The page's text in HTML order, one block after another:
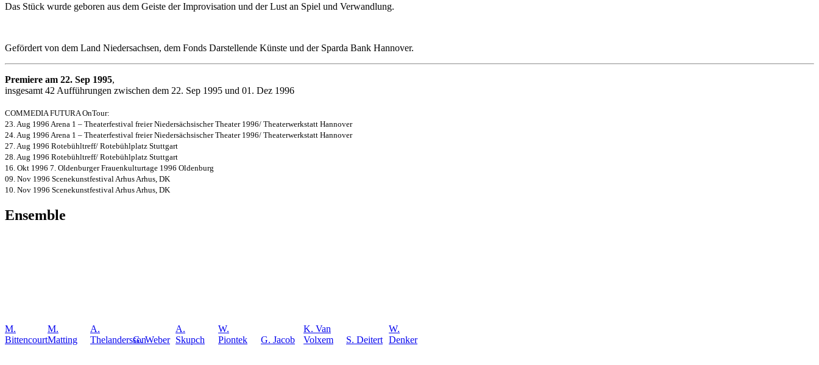
Das Stück wurde geboren aus dem Geiste der Improvisation und der Lust an Spiel und Verwandlung.
Gefördert von dem Land Niedersachsen, dem Fonds Darstellende Künste und der Sparda Bank Hannover.
Premiere am 22. Sep 1995,
insgesamt 42 Aufführungen zwischen dem 22. Sep 1995 und 01. Dez 1996
COMMEDIA FUTURA OnTour:
23. Aug 1996 Arena 1 – Theaterfestival freier Niedersächsischer Theater 1996/ Theaterwerkstatt Hannover
24. Aug 1996 Arena 1 – Theaterfestival freier Niedersächsischer Theater 1996/ Theaterwerkstatt Hannover
27. Aug 1996 Rotebühltreff/ Rotebühlplatz Stuttgart
28. Aug 1996 Rotebühltreff/ Rotebühlplatz Stuttgart
16. Okt 1996 7. Oldenburger Frauenkulturtage 1996 Oldenburg
09. Nov 1996 Scenekunstfestival Arhus Arhus, DK
10. Nov 1996 Scenekunstfestival Arhus Arhus, DK
Ensemble
M.
Bittencourt
M.
Matting
A.
ThelanderssonG. Weber
A.
Skupch
W.
Piontek
G. Jacob
K. Van
Volxem
S. Deitert
W.
Denker